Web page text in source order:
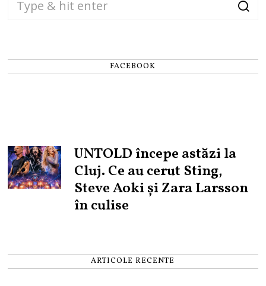
FACEBOOK
UNTOLD începe astăzi la
Cluj. Ce au cerut Sting,
Steve Aoki și Zara Larsson
în culise
ARTICOLE RECENTE